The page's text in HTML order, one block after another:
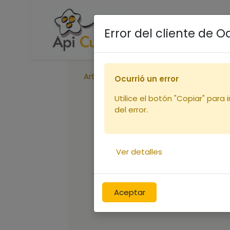
Accueil Boutique
Articles Cadres Nourrisseur Cadre
Error del cliente de
Aceptar
Ocurrió un error
Utilice el botón "Copiar" para
del error.
Ver detalles